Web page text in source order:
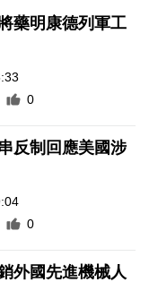
藥明康德列軍工
0
反制回應美國涉
0
外國先進機械人